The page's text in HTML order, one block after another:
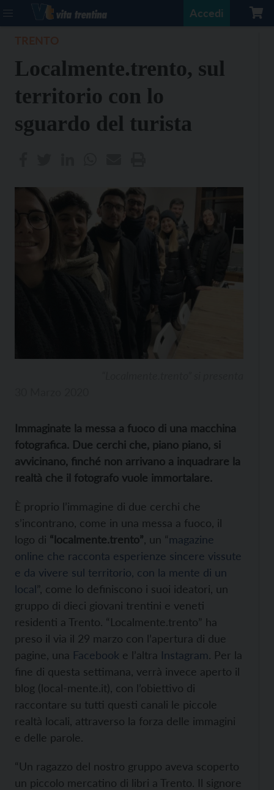
Accedi
Localmente.trento, sul
territorio con lo
sguardo del turista
Immaginate la messa a fuoco di una macchina
fotografica. Due cerchi che, piano piano, si
avvicinano, finché non arrivano a inquadrare la
realtà che il fotografo vuole immortalare.
È proprio l’immagine di due cerchi che
s’incontrano, come in una messa a fuoco, il
logo di “localmente.trento” , un “magazine
online che racconta esperienze sincere vissute
e da vivere sul territorio, con la mente di un
local”, come lo definiscono i suoi ideatori, un
gruppo di dieci giovani trentini e veneti
residenti a Trento. “Localmente.trento” ha
preso il via il 29 marzo con l’apertura di due
pagine, una Facebook e l’altra Instagram. Per la
fine di questa settimana, verrà invece aperto il
blog (local-mente.it), con l’obiettivo di
raccontare su tutti questi canali le piccole
realtà locali, attraverso la forza delle immagini
e delle parole.
“Un ragazzo del nostro gruppo aveva scoperto
un piccolo mercatino di libri a Trento. Il signore